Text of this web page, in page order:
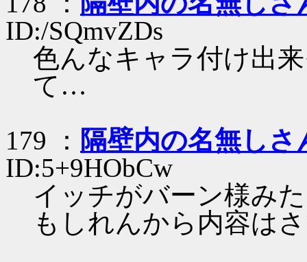
ID:/SQmvZDs
色んなキャラ付け出
て…
179 ： 隔壁内の名無しさ
ID:5+9HObCw
イッチがバーン様み
もしれんから内容は